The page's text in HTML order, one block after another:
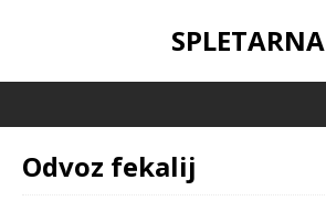
SPLETARNA
Odvoz fekalij